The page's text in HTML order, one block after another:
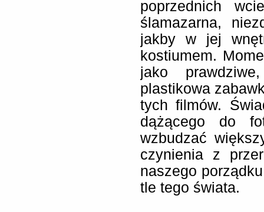
poprzednich
ślamazarna,
jakby w jej
kostiumem.
jako
plastikowa
tych filmów.
dążącego do
wzbudzać
czynienia z
naszego
tle tego świata.